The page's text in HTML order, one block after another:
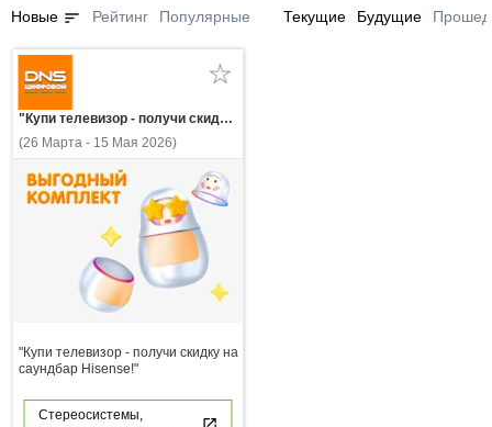
Новые sort Рейтинг Популярные Текущие Будущие
"Купи телевизор - получи скидку на саундбар Hisense!"
(26 Марта - 15 Мая 2026)
"Купи телевизор - получи скидку на
саундбар Hisense!"
Стереосистемы,